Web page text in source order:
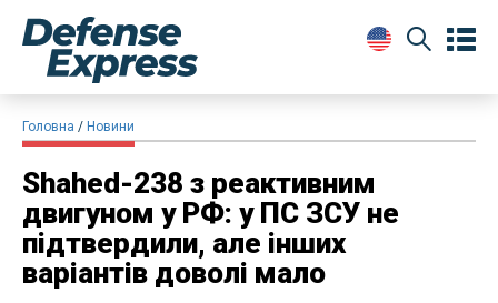
Головна Новини
Shahed-238 з реактивним
двигуном у РФ: у ПС ЗСУ не
підтвердили, але інших
варіантів доволі мало